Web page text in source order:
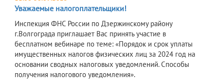
Уважаемые налогоплательщики!
Инспекция ФНС России по Дзержинскому району
г.Волгограда приглашает Вас принять участие в
бесплатном вебинаре по теме: «Порядок и срок уплаты
имущественных налогов физических лиц за 2024 год на
основании сводных налоговых уведомлений. Способы
получения налогового уведомления».